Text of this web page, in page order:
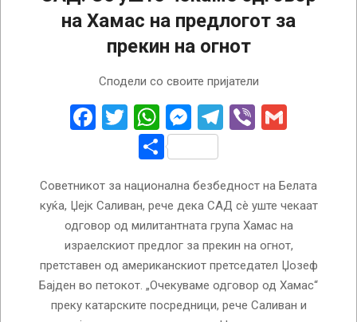
на Хамас на предлогот за
прекин на огнот
Сподели со своите пријатели
Facebook
Twitter
WhatsApp
Messenger
Telegram
Viber
Share
Советникот за национална безбедност на Белата
куќа, Џејк Саливан, рече дека САД сè уште чекаат
одговор од милитантната група Хамас на
израелскиот предлог за прекин на огнот,
претставен од американскиот претседател Џозеф
Бајден во петокот. „Очекуваме одговор од Хамас“
преку катарските посредници, рече Саливан и